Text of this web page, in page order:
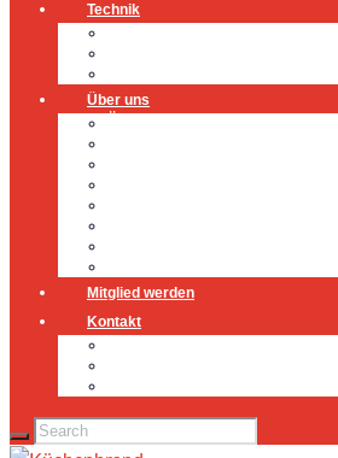
Technik
Über uns
Mitglied werden
Kontakt